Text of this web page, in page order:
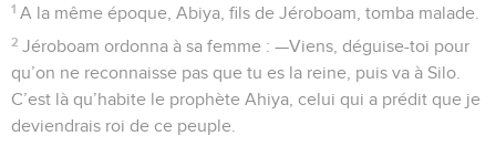
1 A la même époque, Abiya, fils de Jéroboam, tomba malade.
2 Jéroboam ordonna à sa femme : —Viens, déguise-toi pour
qu’on ne reconnaisse pas que tu es la reine, puis va à Silo.
C’est là qu’habite le prophète Ahiya, celui qui a prédit que je
deviendrais roi de ce peuple.